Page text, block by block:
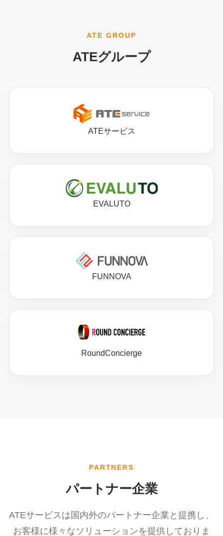
ATE GROUP
ATEグループ
ATEサービス
EVALUTO
FUNNOVA
RoundConcierge
PARTNERS
パートナー企業
ATEサービスは国内外のパートナー企業と提携し、
お客様に様々なソリューションを提供しておりま